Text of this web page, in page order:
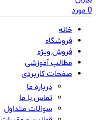
0مورد
خانه
فروشگاه
فروش ویژه
مطالب آموزشی
صفحات کاربردی
درباره ما
تماس با ما
سوالات متداول